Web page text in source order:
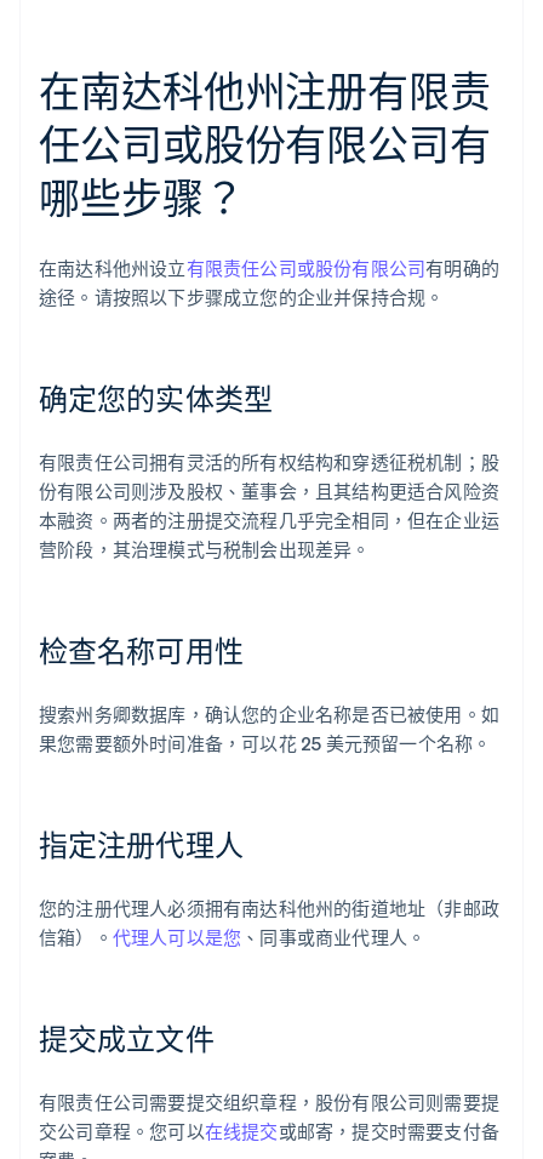
在南达科他州注册有限责
任公司或股份有限公司有
哪些步骤？
在南达科他州设立有限责任公司或股份有限公司有明确的
途径。请按照以下步骤成立您的企业并保持合规。
确定您的实体类型
有限责任公司拥有灵活的所有权结构和穿透征税机制；股
份有限公司则涉及股权、董事会，且其结构更适合风险资
本融资。两者的注册提交流程几乎完全相同，但在企业运
营阶段，其治理模式与税制会出现差异。
检查名称可用性
搜索州务卿数据库，确认您的企业名称是否已被使用。如
果您需要额外时间准备，可以花 25 美元预留一个名称。
指定注册代理人
您的注册代理人必须拥有南达科他州的街道地址（非邮政
信箱）。 代理人可以是您 、同事或商业代理人。
提交成立文件
有限责任公司需要提交组织章程，股份有限公司则需要提
交公司章程。您可以在线提交或邮寄，提交时需要支付备